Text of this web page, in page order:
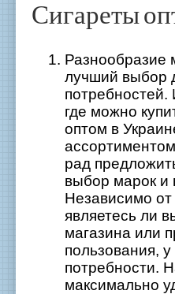
Сигареты
Разнообразие
лучший выбор
где можно
оптом в
рад
выбор марок и
Независимо от
являетесь ли
магазина или
пользования,
потребности.
максимально